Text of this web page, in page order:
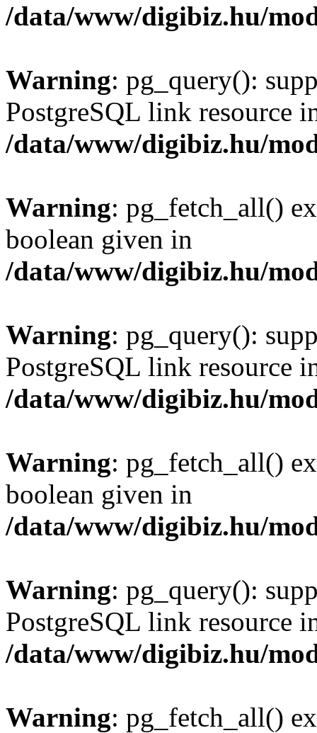
/data/www/digibiz.hu/
Warning: pg_query():
PostgreSQL link resource
/data/www/digibiz.hu/
Warning: pg_fetch_all()
boolean given in
/data/www/digibiz.hu/
Warning: pg_query():
PostgreSQL link resource
/data/www/digibiz.hu/
Warning: pg_fetch_all()
boolean given in
/data/www/digibiz.hu/
Warning: pg_query():
PostgreSQL link resource
/data/www/digibiz.hu/
Warning: pg_fetch_all()